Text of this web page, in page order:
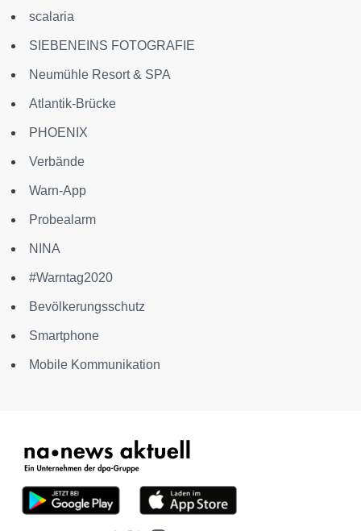
scalaria
SIEBENEINS FOTOGRAFIE
Neumühle Resort & SPA
Atlantik-Brücke
PHOENIX
Verbände
Warn-App
Probealarm
NINA
#Warntag2020
Bevölkerungsschutz
Smartphone
Mobile Kommunikation